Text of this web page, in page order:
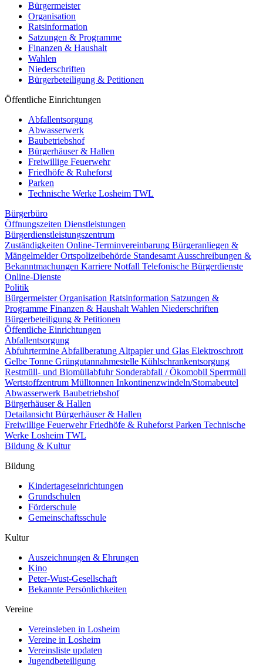
Bürgermeister
Organisation
Ratsinformation
Satzungen & Programme
Finanzen & Haushalt
Wahlen
Niederschriften
Bürgerbeteiligung & Petitionen
Öffentliche Einrichtungen
Abfallentsorgung
Abwasserwerk
Baubetriebshof
Bürgerhäuser & Hallen
Freiwillige Feuerwehr
Friedhöfe & Ruheforst
Parken
Technische Werke Losheim TWL
Bürgerbüro
Öffnungszeiten Dienstleistungen
Bürgerdienstleistungszentrum
Zuständigkeiten Online-Terminvereinbarung Bürgeranliegen &
MängelmelderOrtspolizeibehörde Standesamt Ausschreibungen &
Bekanntmachungen Karriere Notfall Telefonische Bürgerdienste
Online-Dienste
Politik
BürgermeisterOrganisation Ratsinformation Satzungen &
Programme Finanzen & Haushalt Wahlen Niederschriften
Bürgerbeteiligung & Petitionen
Öffentliche Einrichtungen
Abfallentsorgung
Abfuhrtermine Abfallberatung Altpapier und Glas Elektroschrott
Gelbe Tonne Grüngutannahmestelle Kühlschrankentsorgung
Restmüll- und Biomüllabfuhr Sonderabfall / Ökomobil Sperrmüll
Wertstoffzentrum Mülltonnen Inkontinenzwindeln/Stomabeutel
Abwasserwerk Baubetriebshof
Bürgerhäuser & Hallen
Detailansicht Bürgerhäuser & Hallen
Freiwillige FeuerwehrFriedhöfe & Ruheforst Parken Technische
Werke Losheim TWL
Bildung & Kultur
Bildung
Kindertageseinrichtungen
Grundschulen
Förderschule
Gemeinschaftsschule
Kultur
Auszeichnungen & Ehrungen
Kino
Peter-Wust-Gesellschaft
Bekannte Persönlichkeiten
Vereine
Vereinsleben in Losheim
Vereine in Losheim
Vereinsliste updaten
Jugendbeteiligung